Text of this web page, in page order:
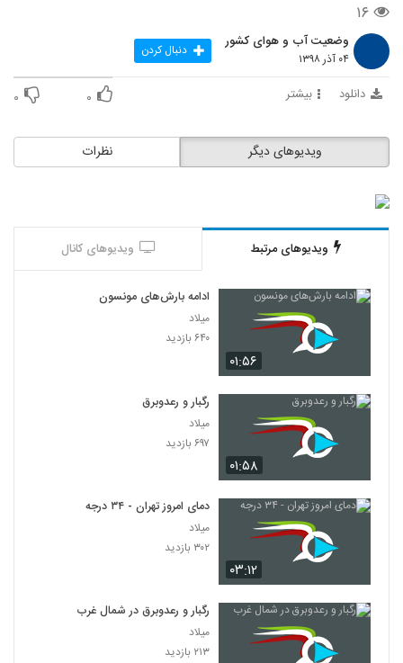
۱۶
وضعیت آب و هوای کشور
۰۴ آذر ۱۳۹۸ دنبال کردن
دانلود بیشتر ۰ ۰
نظرات ویدیوهای دیگر
ویدیوهای مرتبط ویدیوهای کانال
۰۱:۵۶
ادامه بارش‌های مونسون
میلاد
۶۴۰ بازدید
۰۱:۵۸
رگبار و رعدوبرق
میلاد
۶۹۷ بازدید
۰۳:۱۲
دمای امروز تهران - ۳۴ درجه
میلاد
۳۰۲ بازدید
رگبار و رعدوبرق در شمال غرب
میلاد
۲۱۳ بازدید